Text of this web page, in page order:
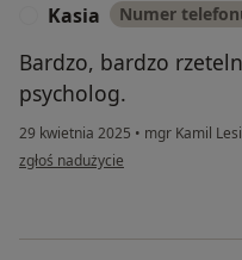
Kasia Numer
Bardzo, bardzo
psycholog.
29 kwietnia 2025 • mgr Kamil
w opinii użytkownika Kasia
zgłoś nadużycie